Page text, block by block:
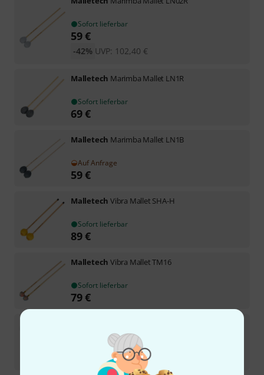
Sofort lieferbar
59€
UVP: 102,40 €
-42%
Malletech Marimba Mallet LN1R
Sofort lieferbar
69€
Malletech Marimba Mallet LN1B
Auf Anfrage
59€
Malletech Vibra Mallet SHA-H
Sofort lieferbar
89€
Malletech Vibra Mallet TM16
Sofort lieferbar
79€
Jetzt vorbestellbar